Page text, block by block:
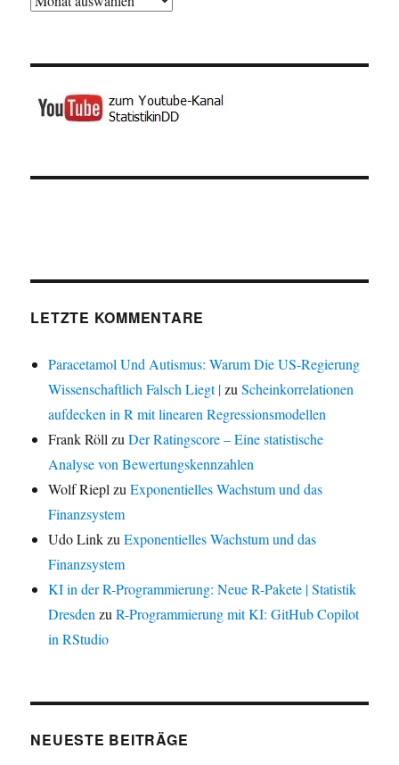
LETZTE KOMMENTARE
Paracetamol Und Autismus: Warum Die US-Regierung
Wissenschaftlich Falsch Liegt |zuScheinkorrelationen
aufdecken in R mit linearen Regressionsmodellen
Frank Röll zuDer Ratingscore – Eine statistische
Analyse von Bewertungskennzahlen
Wolf Riepl zuExponentielles Wachstum und das
Finanzsystem
Udo LinkzuExponentielles Wachstum und das
Finanzsystem
KI in der R-Programmierung: Neue R-Pakete | Statistik
Dresden zuR-Programmierung mit KI: GitHub Copilot
in RStudio
NEUESTE BEITRÄGE